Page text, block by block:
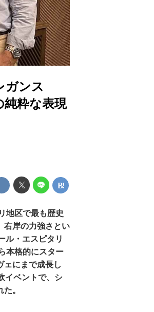
ガンス
粋な表現
地区で最も歴史
右岸の力強さとい
ル・エスピタリ
本格的にスター
ェにまで成長し
イベントで、シ
。